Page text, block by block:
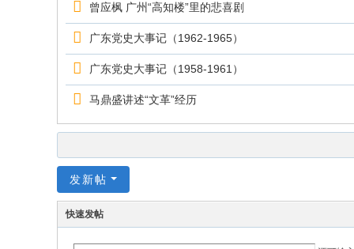
曾应枫 广州“高知楼”里的悲喜剧
广东党史大事记（1962-1965）
广东党史大事记（1958-1961）
马鼎盛讲述“文革”经历
发新帖
快速发帖